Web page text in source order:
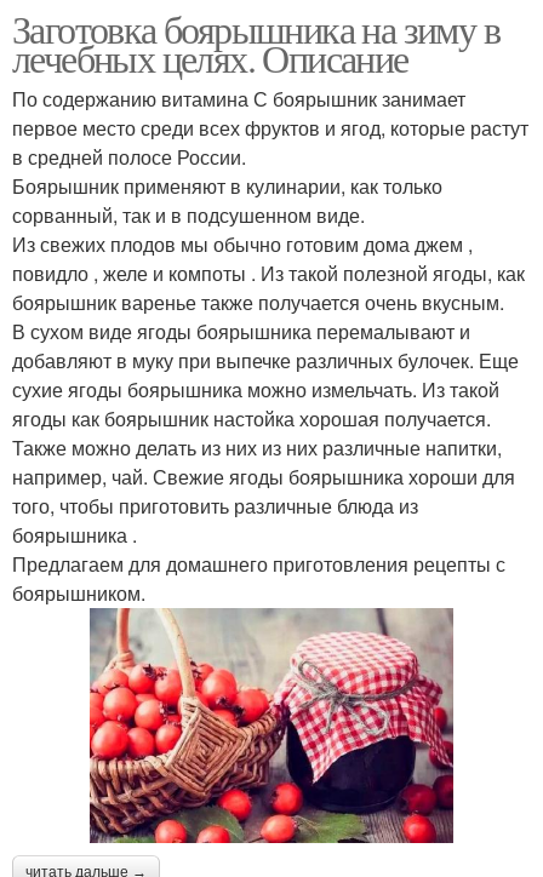
Заготовка боярышника на зиму в
лечебных целях. Описание
По содержанию витамина С боярышник занимает
первое место среди всех фруктов и ягод, которые растут
в средней полосе России.
Боярышник применяют в кулинарии, как только
сорванный, так и в подсушенном виде.
Из свежих плодов мы обычно готовим дома джем ,
повидло , желе и компоты . Из такой полезной ягоды, как
боярышник варенье также получается очень вкусным.
В сухом виде ягоды боярышника перемалывают и
добавляют в муку при выпечке различных булочек. Еще
сухие ягоды боярышника можно измельчать. Из такой
ягоды как боярышник настойка хорошая получается.
Также можно делать из них из них различные напитки,
например, чай. Свежие ягоды боярышника хороши для
того, чтобы приготовить различные блюда из
боярышника .
Предлагаем для домашнего приготовления рецепты с
боярышником.
читать дальше →